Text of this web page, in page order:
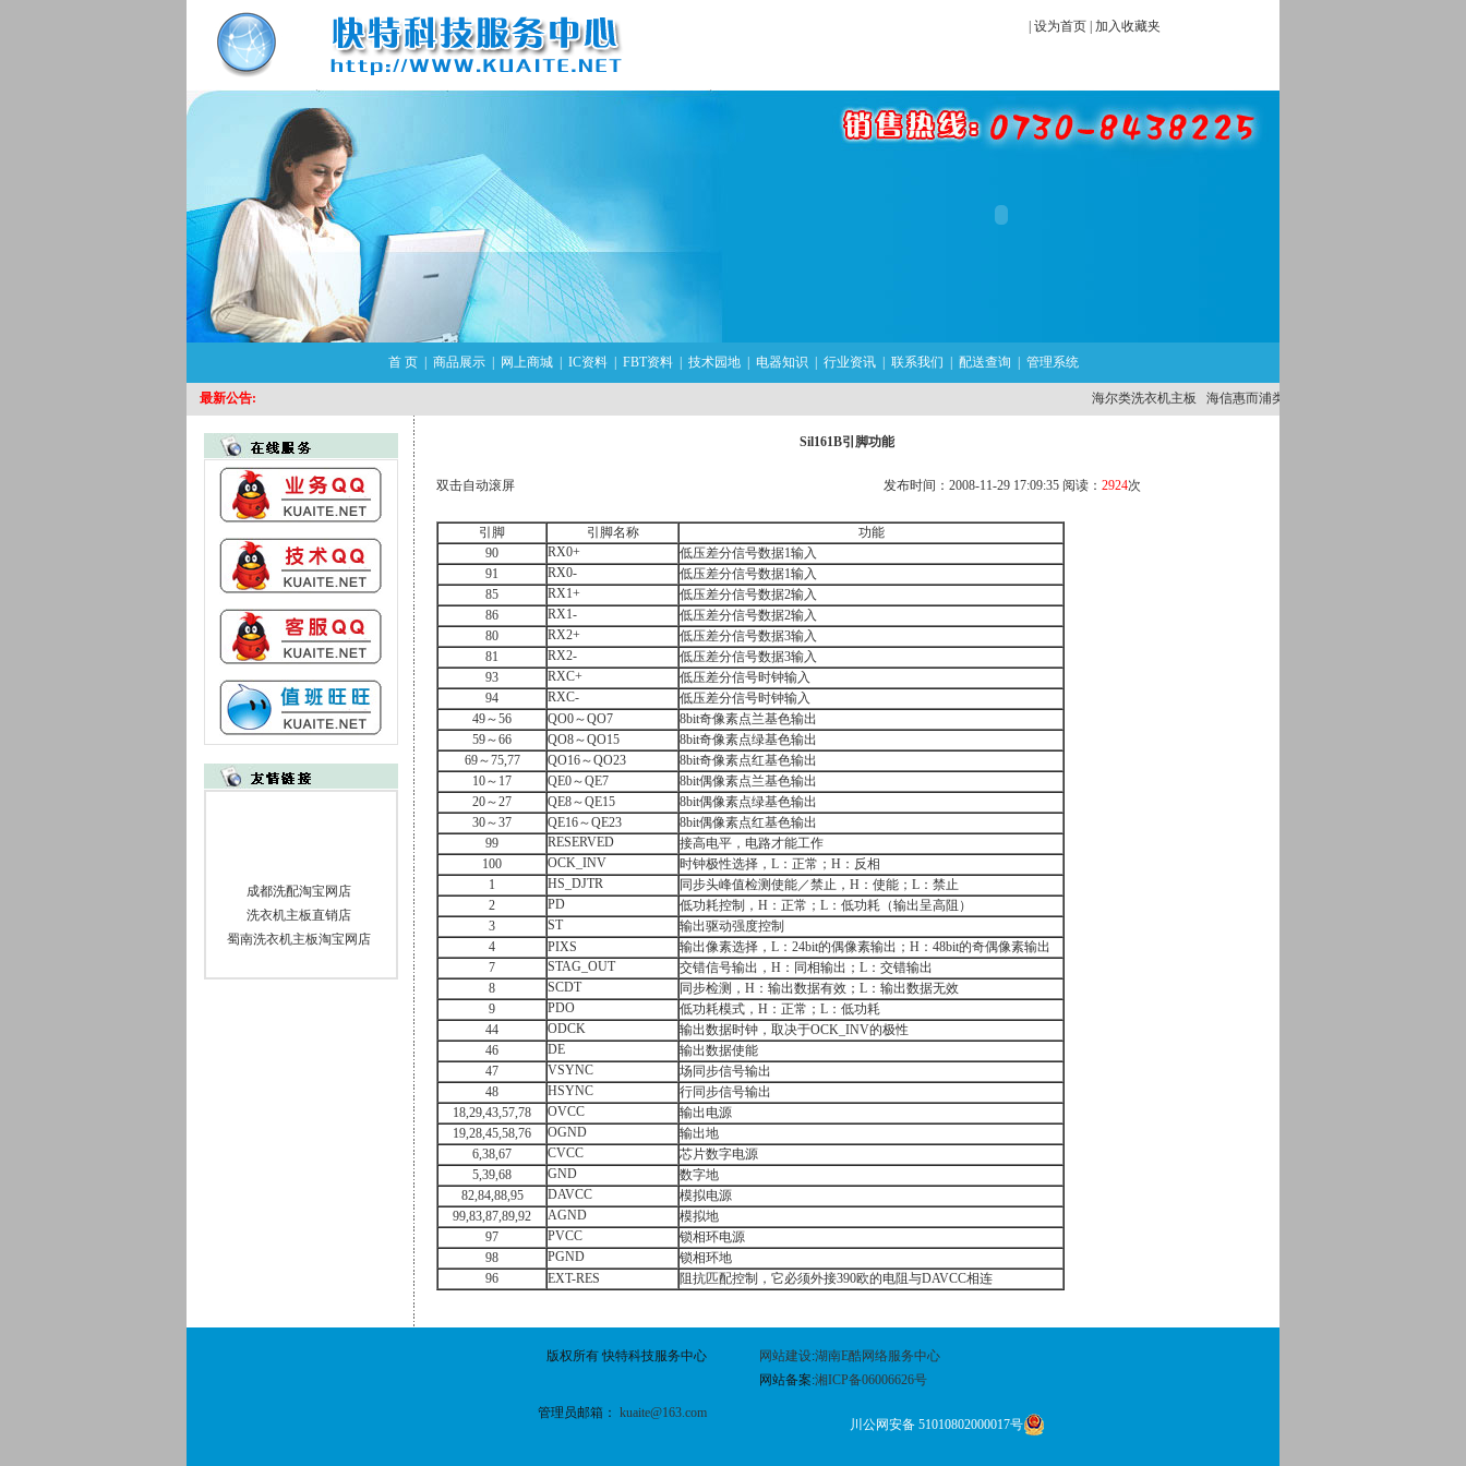
设为首页 加入收藏夹
首 页 商品展示 网上商城 IC资料 FBT资料 技术园地 电器知识 行业资讯 联系我们 配送查询 管理系统
最新公告: 海尔类洗衣机主板 海信惠而浦类洗衣机主板
成都洗配淘宝网店
洗衣机主板直销店
蜀南洗衣机主板淘宝网店
Sil161B引脚功能
双击自动滚屏 发布时间：2008-11-29 17:09:35 阅读： 2924次
引脚 引脚名称
功能
90
RX0+
低压差分信号数据1输入
91
RX0-
低压差分信号数据1输入
85
RX1+
低压差分信号数据2输入
86
RX1-
低压差分信号数据2输入
80
RX2+
低压差分信号数据3输入
81
RX2-
低压差分信号数据3输入
93
RXC+
低压差分信号时钟输入
94
RXC-
低压差分信号时钟输入
49～56
QO0～QO7
8bit奇像素点兰基色输出
59～66
QO8～QO15
8bit奇像素点绿基色输出
69～75,77
QO16～QO23
8bit奇像素点红基色输出
10～17
QE0～QE7
8bit偶像素点兰基色输出
20～27
QE8～QE15
8bit偶像素点绿基色输出
30～37
QE16～QE23
8bit偶像素点红基色输出
99
RESERVED
接高电平，电路才能工作
100
OCK_INV
时钟极性选择，L：正常；H：反相
1
HS_DJTR
同步头峰值检测使能／禁止，H：使能；L：禁止
2
PD
低功耗控制，H：正常；L：低功耗（输出呈高阻）
3
ST
输出驱动强度控制
4
PIXS
输出像素选择，L：24bit的偶像素输出；H：48bit的奇偶像素输出
7
STAG_OUT
交错信号输出，H：同相输出；L：交错输出
8
SCDT
同步检测，H：输出数据有效；L：输出数据无效
9
PDO
低功耗模式，H：正常；L：低功耗
44
ODCK
输出数据时钟，取决于OCK_INV的极性
46
DE
输出数据使能
47
VSYNC
场同步信号输出
48
HSYNC
行同步信号输出
18,29,43,57,78
OVCC
输出电源
19,28,45,58,76
OGND
输出地
6,38,67
CVCC
芯片数字电源
5,39,68
GND
数字地
82,84,88,95
DAVCC
模拟电源
99,83,87,89,92
AGND
模拟地
97
PVCC
锁相环电源
98
PGND
锁相环地
96
EXT-RES 阻抗匹配控制，它必须外接390欧的电阻与DAVCC相连
版权所有 快特科技服务中心 网站建设:湖南E酷网络服务中心
管理员邮箱： kuaite@163.com
网站备案:湘ICP备06006626号
川公网安备 51010802000017号